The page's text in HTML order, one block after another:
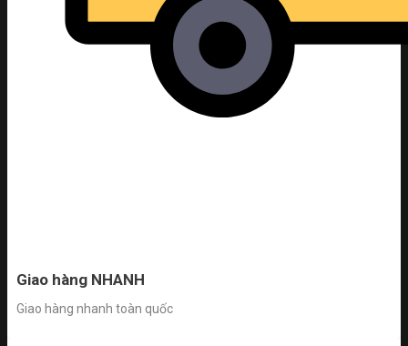
Giao hàng NHANH
Giao hàng nhanh toàn quốc